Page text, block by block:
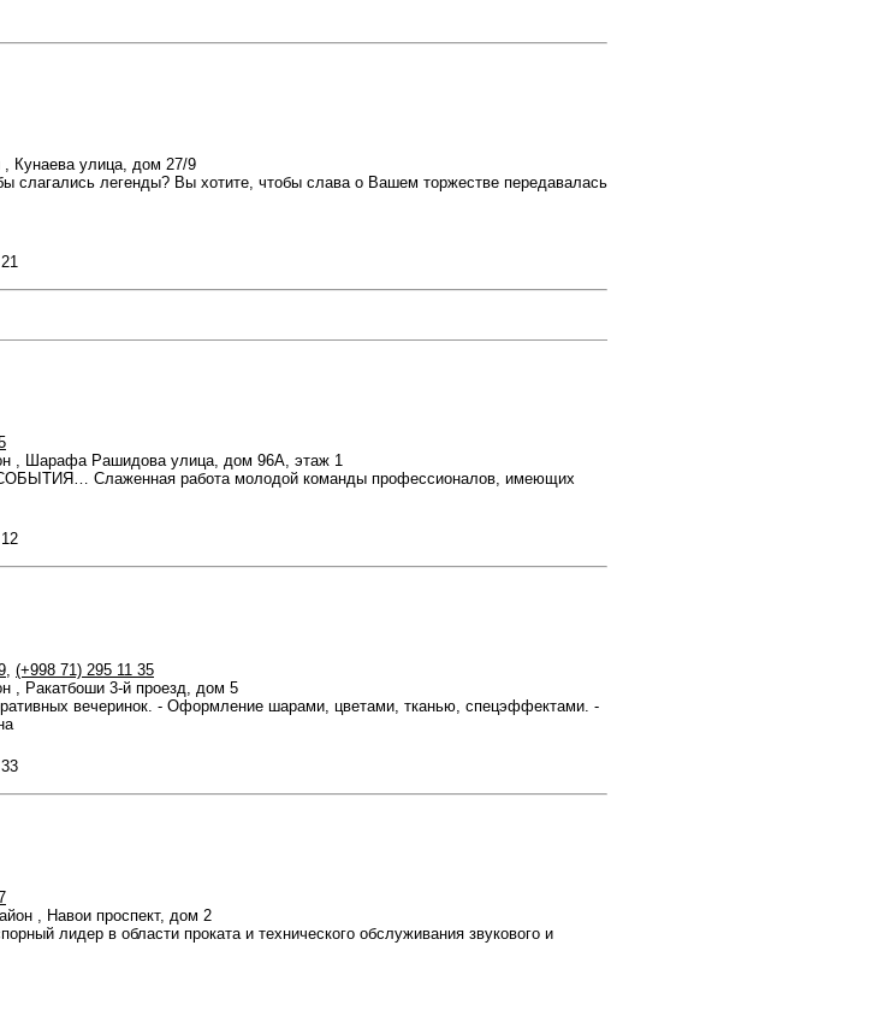
, Кунаева улица, дом 27/9
слагались легенды? Вы хотите, чтобы слава о Вашем торжестве передавалась
, Шарафа Рашидова улица, дом 96А, этаж 1
Слаженная работа молодой команды профессионалов, имеющих
, (+998 71) 295 11 35
, Ракатбоши 3-й проезд, дом 5
вечеринок. - Оформление шарами, цветами, тканью, спецэффектами. -
, Навои проспект, дом 2
лидер в области проката и технического обслуживания звукового и